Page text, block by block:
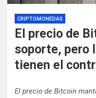
CRIPTOMONEDAS
El precio de
soporte, pero
tienen el
El precio de Bitcoin